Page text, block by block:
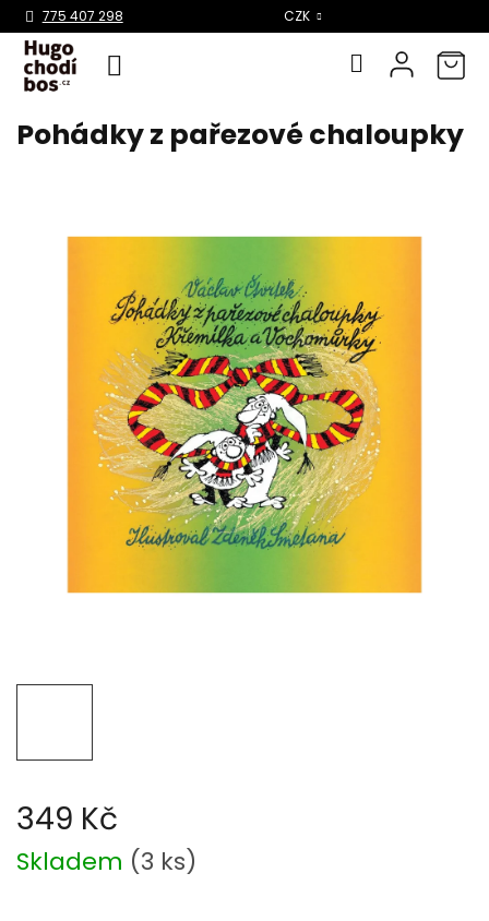
Přejít
775 407 298 CZK
Pohádky z pařezové chaloupky
349 Kč
Měrná
cena:
Skladem (3 ks)